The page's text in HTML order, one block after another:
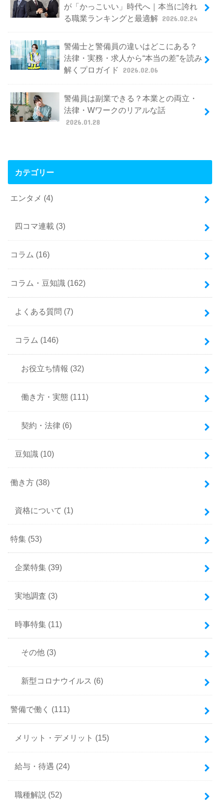
が「かっこいい」時代へ｜本当に誇れ
る職業ランキングと最適解 2026.02.24
警備士と警備員の違いはどこにある？
法律・実務・求人から“本当の差”を読み
解くプロガイド
2026.02.06
警備員は副業できる？本業との両立・
法律・Wワークのリアルな話
2026.01.28
カテゴリー
エンタメ (4)
四コマ連載 (3)
コラム (16)
コラム・豆知識 (162)
よくある質問 (7)
コラム (146)
お役立ち情報 (32)
働き方・実態 (111)
契約・法律 (6)
豆知識 (10)
働き方 (38)
資格について (1)
特集 (53)
企業特集 (39)
実地調査 (3)
時事特集 (11)
その他 (3)
新型コロナウイルス (6)
警備で働く (111)
メリット・デメリット (15)
給与・待遇 (24)
職種解説 (52)